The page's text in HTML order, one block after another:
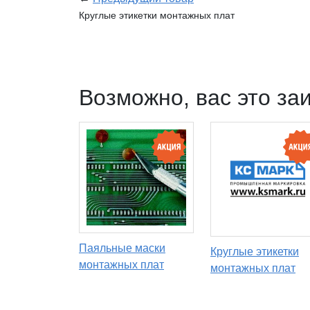
Круглые этикетки монтажных плат
Возможно, вас это
Паяльные маски
монтажных плат
Круглые этикетки
монтажных плат